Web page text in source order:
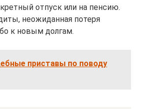
отпуск или на пенсию.
неожиданная потеря
к новым долгам.
приставы по поводу